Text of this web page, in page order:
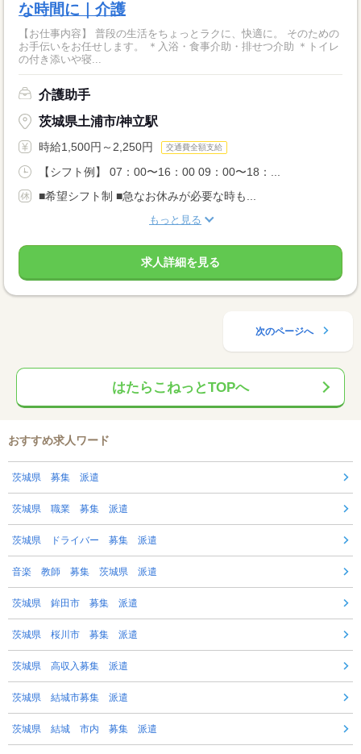
な時間に｜介護
【お仕事内容】 普段の生活をちょっとラクに、快適に。 そのための
お手伝いをお任せします。 ＊入浴・食事介助・排せつ介助 ＊トイレ
の付き添いや寝...
介護助手
茨城県土浦市/神立駅
時給1,500円～2,250円 交通費全額支給
【シフト例】 07：00〜16：00 09：00〜18：...
■希望シフト制 ■急なお休みが必要な時も...
もっと見る
求人詳細を見る
次のページへ
はたらこねっとTOPへ
おすすめ求人ワード
茨城県 募集 派遣
茨城県 職業 募集 派遣
茨城県 ドライバー 募集 派遣
音楽 教師 募集 茨城県 派遣
茨城県 鉾田市 募集 派遣
茨城県 桜川市 募集 派遣
茨城県 高収入募集 派遣
茨城県 結城市募集 派遣
茨城県 結城 市内 募集 派遣